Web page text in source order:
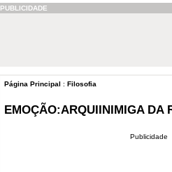
PUBLICIDADE
Página Principal : Filosofia
EMOÇÃO:ARQUIINIMIGA DA
Publicidade